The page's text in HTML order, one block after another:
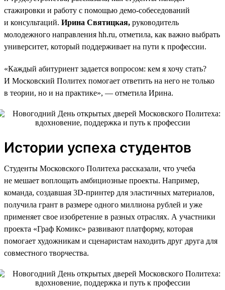
стажировки и работу с помощью демо-собеседований
и консультаций. Ирина Святицкая, руководитель
молодежного направления hh.ru, отметила, как важно выбрать
университет, который поддерживает на пути к профессии.
«Каждый абитуриент задается вопросом: кем я хочу стать?
И Московский Политех помогает ответить на него не только
в теории, но и на практике», — отметила Ирина.
Истории успеха студентов
Студенты Московского Политеха рассказали, что учеба
не мешает воплощать амбициозные проекты. Например,
команда, создавшая 3D-принтер для эластичных материалов,
получила грант в размере одного миллиона рублей и уже
применяет свое изобретение в разных отраслях. А участники
проекта «Граф Комикс» развивают платформу, которая
помогает художникам и сценаристам находить друг друга для
совместного творчества.